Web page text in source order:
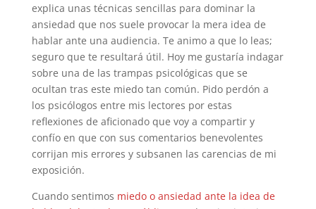
explica unas técnicas sencillas para dominar la
ansiedad que nos suele provocar la mera idea de
hablar ante una audiencia. Te animo a que lo leas;
seguro que te resultará útil. Hoy me gustaría indagar
sobre una de las trampas psicológicas que se
ocultan tras este miedo tan común. Pido perdón a
los psicólogos entre mis lectores por estas
reflexiones de aficionado que voy a compartir y
confío en que con sus comentarios benevolentes
corrijan mis errores y subsanen las carencias de mi
exposición.
Cuando sentimos miedo o ansiedad ante la idea de